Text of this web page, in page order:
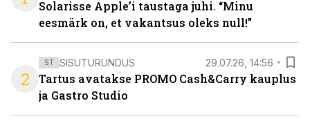
Solarisse Apple’i taustaga juhi. “Minu
eesmärk on, et vakantsus oleks null!”
2
ST SISUTURUNDUS 29.07.26, 14:56
Tartus avatakse PROMO Cash&Carry kauplus
ja Gastro Studio